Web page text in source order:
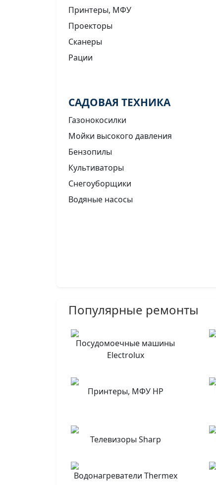
Принтеры, МФУ
Проекторы
Сканеры
Рации
САДОВАЯ ТЕХНИКА
Газонокосилки
Мойки высокого давления
Бензопилы
Культиваторы
Снегоуборщики
Водяные насосы
Популярные ремонты
Посудомоечные машины
Electrolux
Принтеры, МФУ HP
Телевизоры Sharp
Водонагреватели Thermex